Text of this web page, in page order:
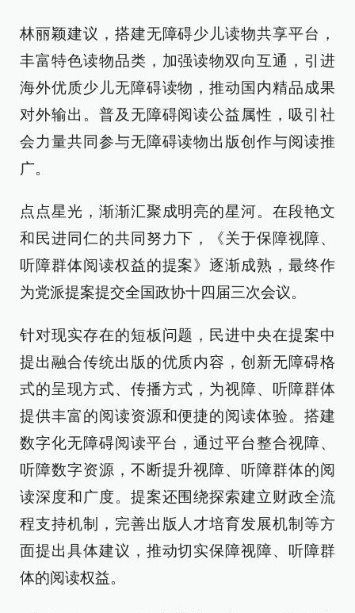
林丽颖建议，搭建无障碍少儿读物共享平台，
丰富特色读物品类，加强读物双向互通，引进
海外优质少儿无障碍读物，推动国内精品成果
对外输出。普及无障碍阅读公益属性，吸引社
会力量共同参与无障碍读物出版创作与阅读推
广。
点点星光，渐渐汇聚成明亮的星河。在段艳文
和民进同仁的共同努力下，《关于保障视障、
听障群体阅读权益的提案》逐渐成熟，最终作
为党派提案提交全国政协十四届三次会议。
针对现实存在的短板问题，民进中央在提案中
提出融合传统出版的优质内容，创新无障碍格
式的呈现方式、传播方式，为视障、听障群体
提供丰富的阅读资源和便捷的阅读体验。搭建
数字化无障碍阅读平台，通过平台整合视障、
听障数字资源，不断提升视障、听障群体的阅
读深度和广度。提案还围绕探索建立财政全流
程支持机制，完善出版人才培育发展机制等方
面提出具体建议，推动切实保障视障、听障群
体的阅读权益。